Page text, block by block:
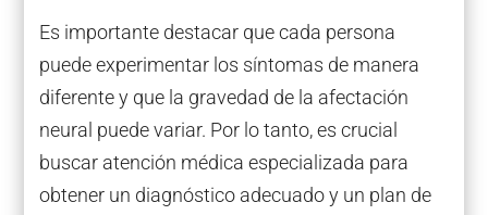
Es importante destacar que cada persona
puede experimentar los síntomas de manera
diferente y que la gravedad de la afectación
neural puede variar. Por lo tanto, es crucial
buscar atención médica especializada para
obtener un diagnóstico adecuado y un plan de